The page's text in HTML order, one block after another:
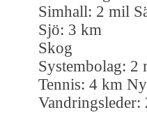
Simhall: 2 mil
Sjö: 3 km
Skog
Systembolag: 2
Tennis: 4 km
Vandringsleder: